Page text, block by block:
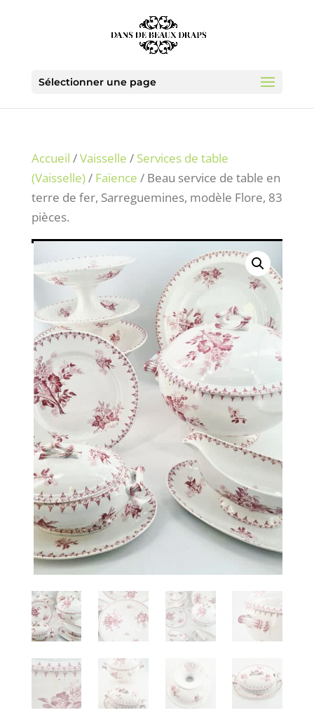
Sélectionner une page
Accueil /Vaisselle / Services de table
(Vaisselle)/ Faïence / Beau service de table en
terre de fer, Sarreguemines, modèle Flore, 83
pièces.